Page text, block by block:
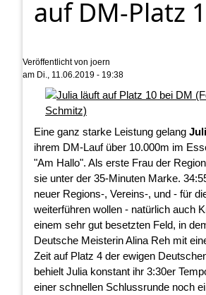
auf DM-Platz
Veröffentlicht von joern
am Di., 11.06.2019 - 19:38
Eine ganz starke Leistung gelang
ihrem DM-Lauf über 10.000m im
"Am Hallo". Als erste Frau der
sie unter der 35-Minuten Marke.
neuer Regions-, Vereins-, und - für
weiterführen wollen - natürlich auch
einem sehr gut besetzten Feld, in
Deutsche Meisterin Alina Reh mit
Zeit auf Platz 4 der ewigen
behielt Julia konstant ihr 3:30er
einer schnellen Schlussrunde noch